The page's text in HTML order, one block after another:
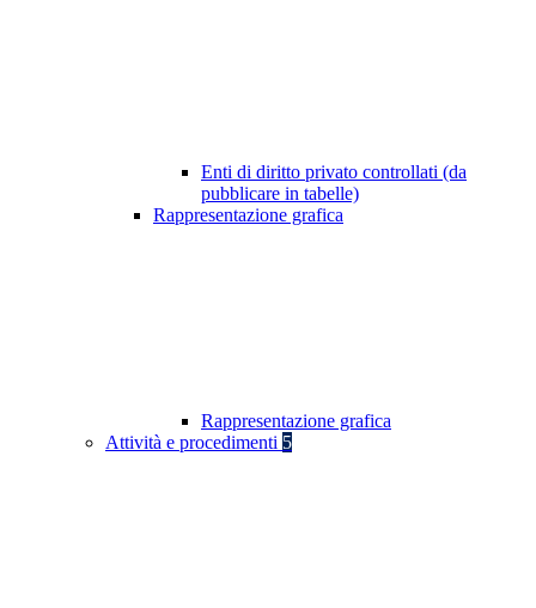
Enti di diritto privato controllati (da
pubblicare in tabelle)
Rappresentazione grafica
Rappresentazione grafica
Attività e procedimenti 5